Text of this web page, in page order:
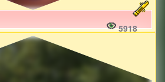
5918